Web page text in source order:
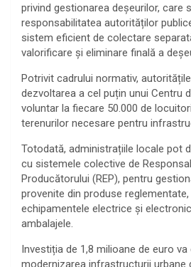
privind gestionarea deșeurilor, care
responsabilitatea autorităților
sistem eficient de colectare
valorificare și eliminare finală a
Potrivit cadrului normativ,
dezvoltarea a cel puțin unui Centru
voluntar la fiecare 50.000 de
terenurilor necesare pentru
Totodată, administrațiile locale pot
cu sistemele colective de
Producătorului (REP), pentru
provenite din produse
echipamentele electrice și
ambalajele.
Investiția de 1,8 milioane de euro
modernizarea infrastructurii urbane